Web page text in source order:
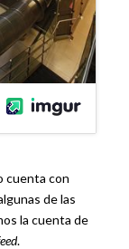
cuenta con
de las
la cuenta de
.